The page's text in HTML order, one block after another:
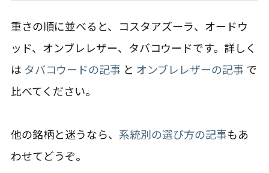
重さの順に並べると、コスタアズーラ、オードウ
ッド、オンブレレザー、タバコウードです。詳しく
は タバコウードの記事 と オンブレレザーの記事 で
比べてください。
他の銘柄と迷うなら、 系統別の選び方の記事もあ
わせてどうぞ。